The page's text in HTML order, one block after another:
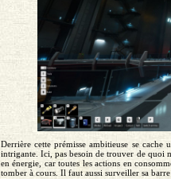
Derrière cette prémisse ambitieuse se
intrigante. Ici, pas besoin de trouver de quoi
en énergie, car toutes les actions en
tomber à cours. Il faut aussi surveiller sa barre